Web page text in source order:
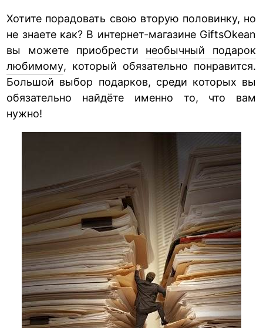
Хотите порадовать свою вторую половинку, но
не знаете как? В интернет-магазине GiftsOkean
вы можете приобрести необычный подарок
любимому, который обязательно понравится.
Большой выбор подарков, среди которых вы
обязательно найдёте именно то, что вам
нужно!